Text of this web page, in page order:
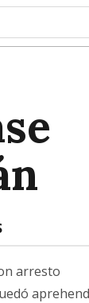
arresto